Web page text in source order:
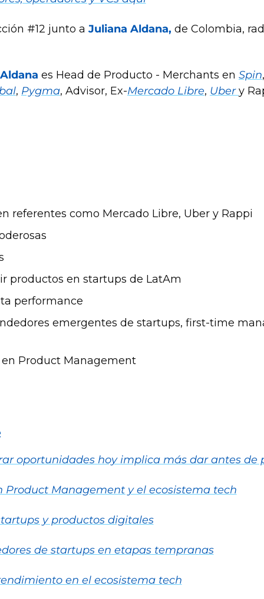
#12 junto a Juliana Aldana, de Colombia,
es Head de Producto - Merchants en Spin
, Pygma, Advisor, Ex-Mercado Libre, Uber y
referentes como Mercado Libre, Uber y Rappi
productos en startups de LatAm
performance
emergentes de startups, first-time
Product Management
oportunidades hoy implica más dar antes de
Product Management y el ecosistema tech
y productos digitales
de startups en etapas tempranas
en el ecosistema tech